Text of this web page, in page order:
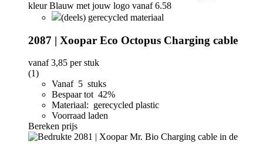
(deels) gerecycled materiaal
2087 | Xoopar Eco Octopus Charging cable
vanaf3,85 per stuk
(1)
Vanaf 5 stuks
Bespaar tot 42%
Materiaal: gerecycled plastic
Voorraad laden
Bereken prijs